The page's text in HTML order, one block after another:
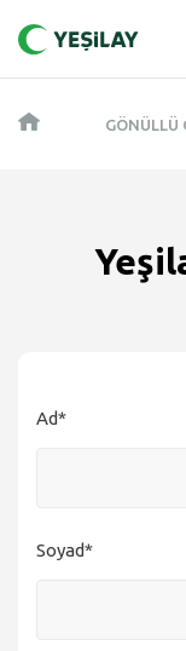
GÖNÜLLÜ
Ad*
Soyad*